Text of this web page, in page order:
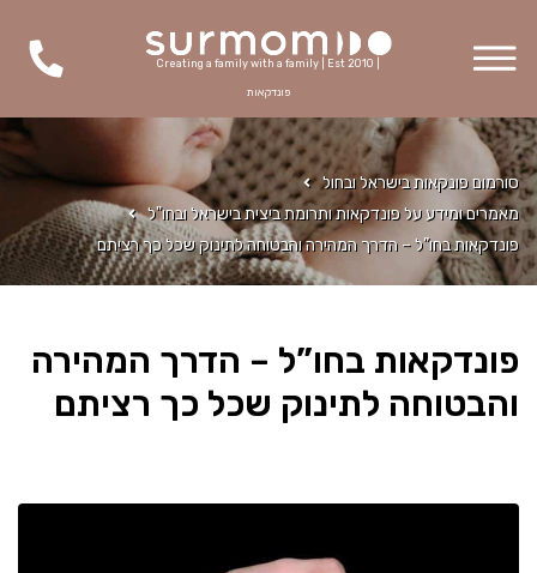
Creating a family with a family | Est 2010 |
פונדקאות
סורמום פונקאות בישראל ובחול
מאמרים ומידע על פונדקאות ותרומת ביצית בישראל ובחו"ל
פונדקאות בחו”ל – הדרך המהירה והבטוחה לתינוק שכל כך רציתם
פונדקאות בחו”ל – הדרך המהירה
והבטוחה לתינוק שכל כך רציתם